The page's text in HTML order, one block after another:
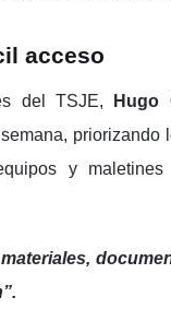
acceso
del TSJE, Hugo
y